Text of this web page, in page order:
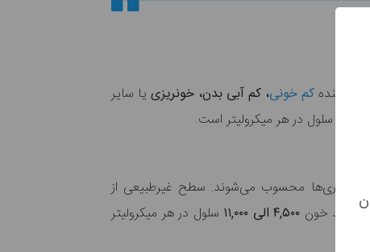
دهندهکم خونی‌، کم آبی بدن، خونریزییا سایر
میلیون سلول در هر میکرولیتر است.
و بیماری‌ها محسوب می‌شوند. سطح غیرطبیعی از
سفید خون ۴,۵۰۰ الی ۱۱,۰۰۰
سلول در هر میکرولیتر